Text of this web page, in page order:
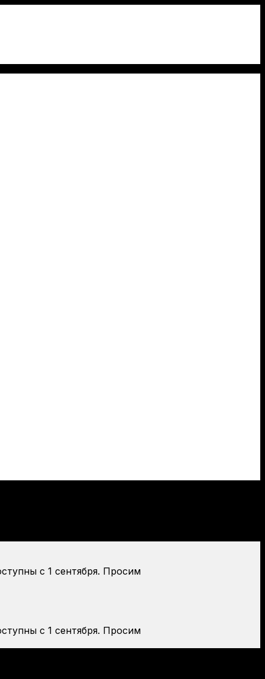
с 1 сентября. Просим
с 1 сентября. Просим